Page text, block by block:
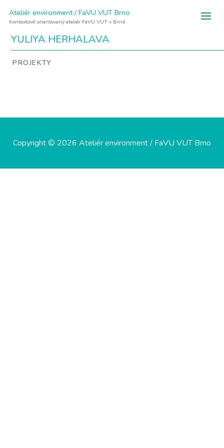
Ateliér environment / FaVU VUT Brno
Kontextově orientovaný ateliér FaVU VUT v Brně
YULIYA HERHALAVA
PROJEKTY
Copyright © 2026 Ateliér environment / FaVU VUT Brno